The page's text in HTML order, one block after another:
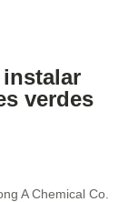
verdes
A Chemical Co.